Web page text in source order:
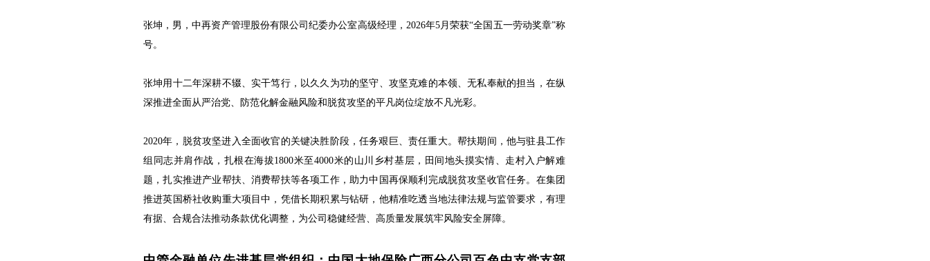
张坤，男，中再资产管理股份有限公司纪委办公室高级经理，2026年5月荣获“全国五一劳动奖章”称
号。
张坤用十二年深耕不辍、实干笃行，以久久为功的坚守、攻坚克难的本领、无私奉献的担当，在纵
深推进全面从严治党、防范化解金融风险和脱贫攻坚的平凡岗位绽放不凡光彩。
2020年，脱贫攻坚进入全面收官的关键决胜阶段，任务艰巨、责任重大。帮扶期间，他与驻县工作
组同志并肩作战，扎根在海拔1800米至4000米的山川乡村基层，田间地头摸实情、走村入户解难
题，扎实推进产业帮扶、消费帮扶等各项工作，助力中国再保顺利完成脱贫攻坚收官任务。在集团
推进英国桥社收购重大项目中，凭借长期积累与钻研，他精准吃透当地法律法规与监管要求，有理
有据、合规合法推动条款优化调整，为公司稳健经营、高质量发展筑牢风险安全屏障。